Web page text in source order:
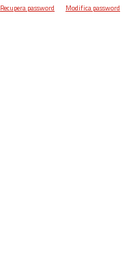
Recupera password Modifica password